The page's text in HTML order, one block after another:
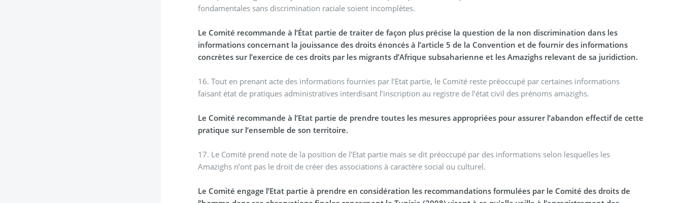
fondamentales sans discrimination raciale soient incomplètes.
Le Comité recommande à l’État partie de traiter de façon plus précise la question de la non discrimination dans les
informations concernant la jouissance des droits énoncés à l’article 5 de la Convention et de fournir des informations
concrètes sur l’exercice de ces droits par les migrants d’Afrique subsaharienne et les Amazighs relevant de sa juridiction.
16. Tout en prenant acte des informations fournies par l’Etat partie, le Comité reste préoccupé par certaines informations
faisant état de pratiques administratives interdisant l’inscription au registre de l’état civil des prénoms amazighs.
Le Comité recommande à l’Etat partie de prendre toutes les mesures appropriées pour assurer l’abandon effectif de cette
pratique sur l’ensemble de son territoire.
17. Le Comité prend note de la position de l’Etat partie mais se dit préoccupé par des informations selon lesquelles les
Amazighs n’ont pas le droit de créer des associations à caractère social ou culturel.
Le Comité engage l’Etat partie à prendre en considération les recommandations formulées par le Comité des droits de